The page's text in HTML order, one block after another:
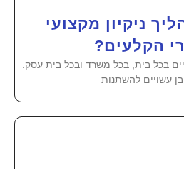
ניקיון מקצועי
הקלעים?
בכל בית, בכל משרד ובכל בית עסק.
עשויים להשתנות